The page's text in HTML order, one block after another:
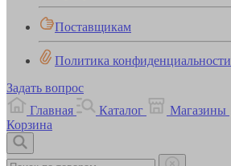
Поставщикам
Политика конфиденциальности
Задать вопрос
Главная
Каталог Магазины
Корзина